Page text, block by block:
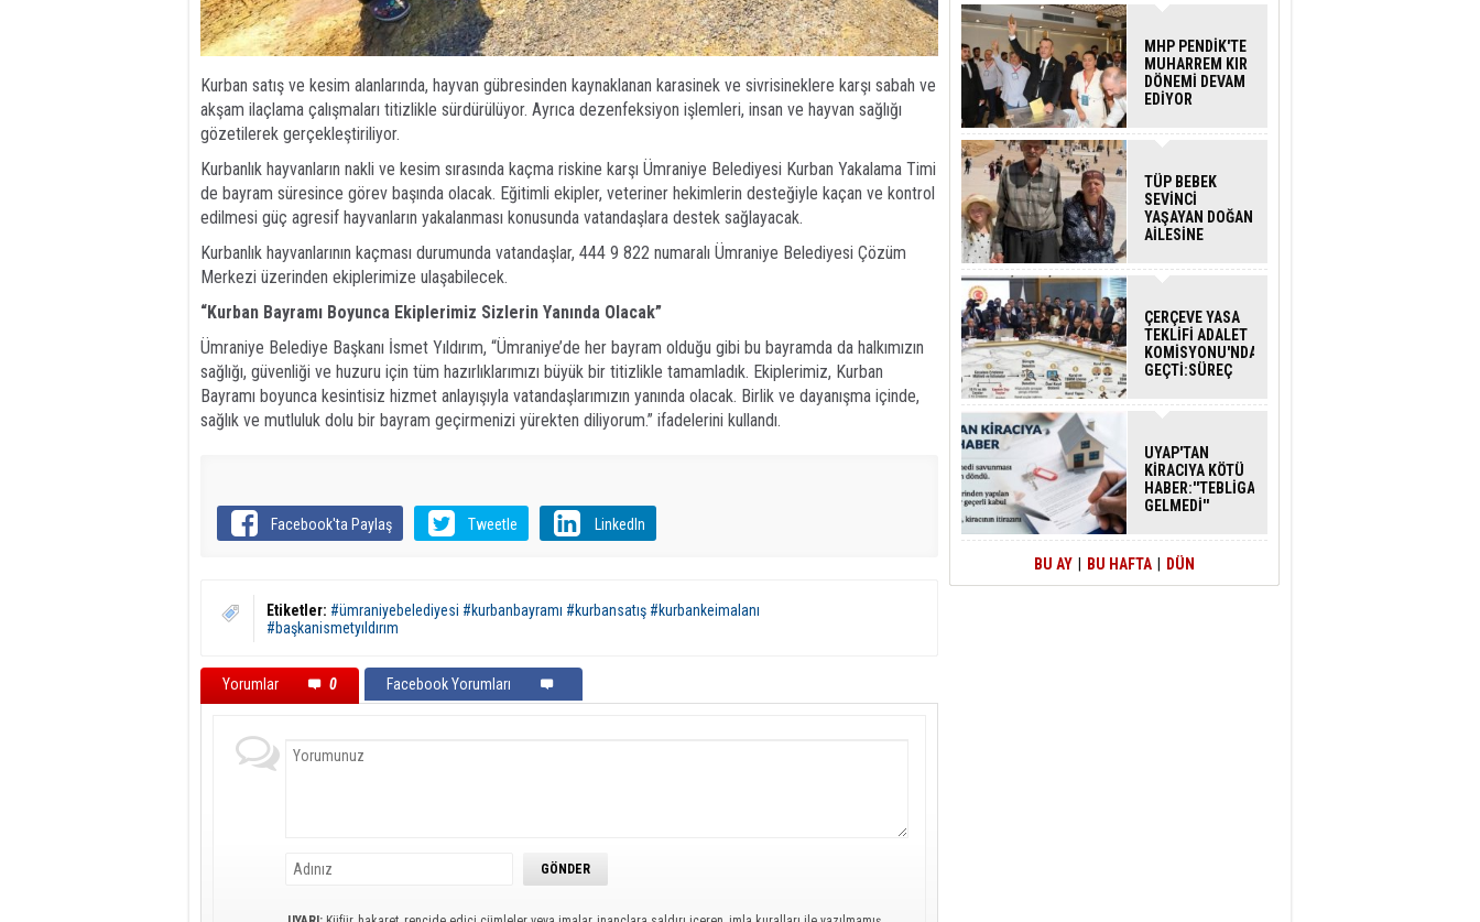
Kurban satış ve kesim alanlarında, hayvan gübresinden kaynaklanan karasinek ve sivrisineklere karşı sabah ve
akşam ilaçlama çalışmaları titizlikle sürdürülüyor. Ayrıca dezenfeksiyon işlemleri, insan ve hayvan sağlığı
gözetilerek gerçekleştiriliyor.
Kurbanlık hayvanların nakli ve kesim sırasında kaçma riskine karşı Ümraniye Belediyesi Kurban Yakalama Timi
de bayram süresince görev başında olacak. Eğitimli ekipler, veteriner hekimlerin desteğiyle kaçan ve kontrol
edilmesi güç agresif hayvanların yakalanması konusunda vatandaşlara destek sağlayacak.
Kurbanlık hayvanlarının kaçması durumunda vatandaşlar, 444 9 822 numaralı Ümraniye Belediyesi Çözüm
Merkezi üzerinden ekiplerimize ulaşabilecek.
“Kurban Bayramı Boyunca Ekiplerimiz Sizlerin Yanında Olacak”
Ümraniye Belediye Başkanı İsmet Yıldırım, “Ümraniye’de her bayram olduğu gibi bu bayramda da halkımızın
sağlığı, güvenliği ve huzuru için tüm hazırlıklarımızı büyük bir titizlikle tamamladık. Ekiplerimiz, Kurban
Bayramı boyunca kesintisiz hizmet anlayışıyla vatandaşlarımızın yanında olacak. Birlik ve dayanışma içinde,
sağlık ve mutluluk dolu bir bayram geçirmenizi yürekten diliyorum.” ifadelerini kullandı.
Facebook'ta Paylaş Tweetle LinkedIn
Etiketler: #ümraniyebelediyesi #kurbanbayramı #kurbansatış #kurbankeimalanı
#başkanismetyıldırım
Yorumlar 0 Facebook Yorumları
MHP PENDİK'TE
MUHARREM KIR
DÖNEMİ DEVAM
EDİYOR
TÜP BEBEK
SEVİNCİ
YAŞAYAN DOĞAN
AİLESİNE
DESTEĞİ
ÇERÇEVE YASA
TEKLİFİ ADALET
KOMİSYONU'NDAN
GEÇTİ:SÜREÇ
İŞLEYECEK?
UYAP'TAN
KİRACIYA KÖTÜ
HABER:''TEBLİGAT
GELMEDİ''
MAHKEMEDEN
DÖNDÜ
BU AY BU HAFTA DÜN